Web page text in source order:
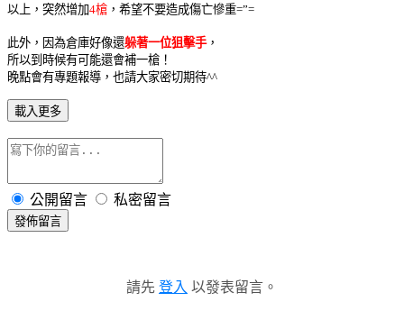
以上，突然增加4槍 ，希望不要造成傷亡慘重=”=
此外，因為倉庫好像還躲著一位狙擊手，
所以到時候有可能還會補一槍！
晚點會有專題報導，也請大家密切期待^^
載入更多
公開留言 私密留言
發佈留言
請先 登入 以發表留言。